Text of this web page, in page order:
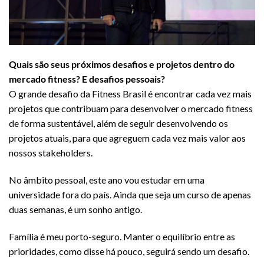
Quais são seus próximos desafios e projetos dentro do
mercado fitness? E desafios pessoais?
O grande desafio da Fitness Brasil é encontrar cada vez mais
projetos que contribuam para desenvolver o mercado fitness
de forma sustentável, além de seguir desenvolvendo os
projetos atuais, para que agreguem cada vez mais valor aos
nossos stakeholders.
No âmbito pessoal, este ano vou estudar em uma
universidade fora do país. Ainda que seja um curso de apenas
duas semanas, é um sonho antigo.
Família é meu porto-seguro. Manter o equilíbrio entre as
prioridades, como disse há pouco, seguirá sendo um desafio.